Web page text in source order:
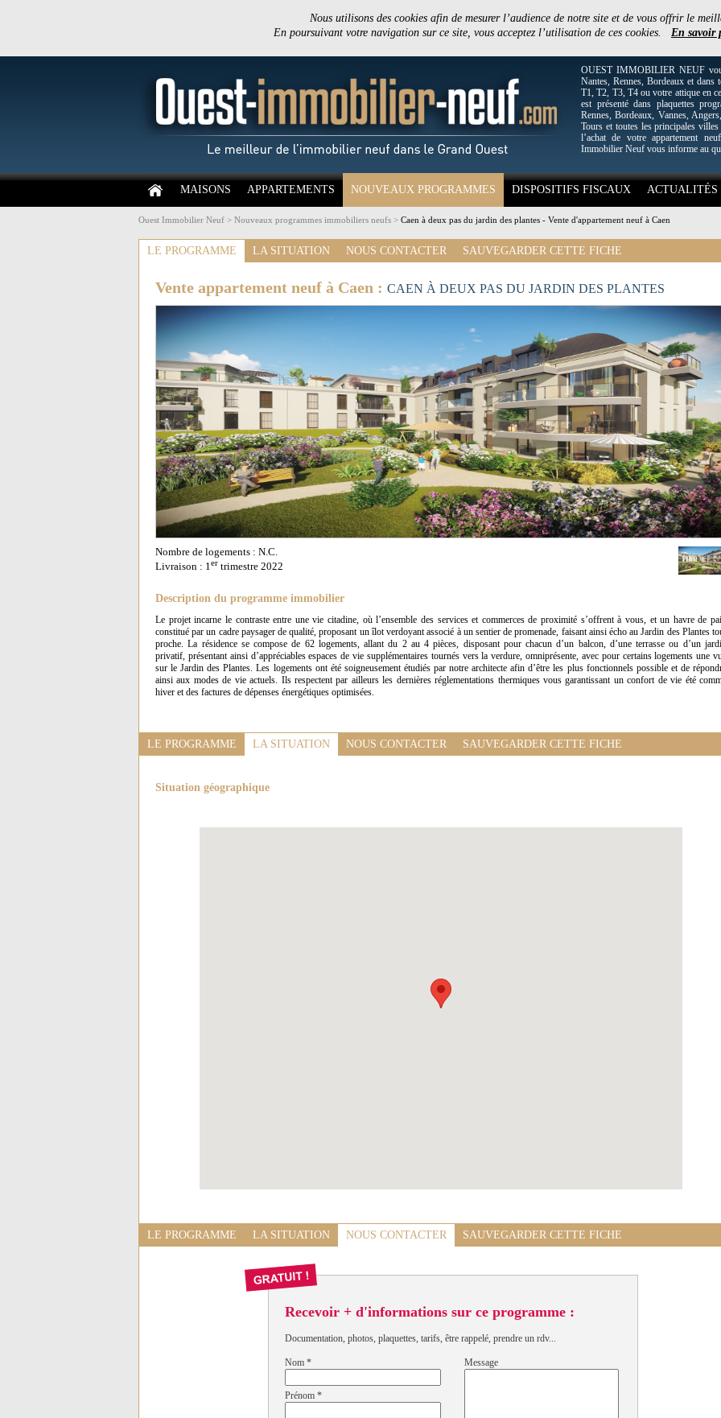
Nous utilisons des cookies afin de mesurer l’audience de notre site et de vous offrir le
En poursuivant votre navigation sur ce site, vous acceptez l’utilisation de ces cookies. En savoir
OUEST IMMOBILIER NEUF
Nantes, Rennes, Bordeaux et
T1, T2, T3, T4 ou votre attique en
est présenté dans plaquettes
Rennes, Bordeaux, Vannes,
Tours et toutes les principales
l’achat de votre appartement
Immobilier Neuf vous informe au
MAISONS APPARTEMENTS NOUVEAUX PROGRAMMES DISPOSITIFS FISCAUX ACTUALITÉS
Ouest Immobilier Neuf > Nouveaux programmes immobiliers neufs > Caen à deux pas du jardin des plantes - Vente d'appartement neuf à Caen
LE PROGRAMME LA SITUATION NOUS CONTACTER SAUVEGARDER CETTE FICHE
Vente appartement neuf à Caen : CAEN À DEUX PAS DU JARDIN DES PLANTES
Nombre de logements : N.C.
Livraison : 1er trimestre 2022
Description du programme immobilier
Le projet incarne le contraste entre une vie citadine, où l’ensemble des services et commerces de proximité s’offrent à vous, et un havre de
constitué par un cadre paysager de qualité, proposant un îlot verdoyant associé à un sentier de promenade, faisant ainsi écho au Jardin des Plantes
proche. La résidence se compose de 62 logements, allant du 2 au 4 pièces, disposant pour chacun d’un balcon, d’une terrasse ou d’un
privatif, présentant ainsi d’appréciables espaces de vie supplémentaires tournés vers la verdure, omniprésente, avec pour certains logements une
sur le Jardin des Plantes. Les logements ont été soigneusement étudiés par notre architecte afin d’être les plus fonctionnels possible et de
ainsi aux modes de vie actuels. Ils respectent par ailleurs les dernières réglementations thermiques vous garantissant un confort de vie été
hiver et des factures de dépenses énergétiques optimisées.
LE PROGRAMME LA SITUATION NOUS CONTACTER SAUVEGARDER CETTE FICHE
Situation géographique
LE PROGRAMME LA SITUATION NOUS CONTACTER SAUVEGARDER CETTE FICHE
Recevoir + d'informations sur ce programme :
Documentation, photos, plaquettes, tarifs, être rappelé, prendre un rdv...
Nom *
Prénom *
Message